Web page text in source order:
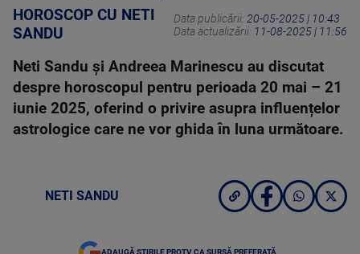
HOROSCOP CU NETI
SANDU
Data publicării: 20-05-2025 | 10:43
Data actualizării: 11-08-2025 | 11:56
Neti Sandu și Andreea Marinescu au discutat
despre horoscopul pentru perioada 20 mai – 21
iunie 2025, oferind o privire asupra influențelor
astrologice care ne vor ghida în luna următoare.
NETI SANDU
ADAUGĂ ȘTIRILE PROTV CA SURSĂ PREFERATĂ